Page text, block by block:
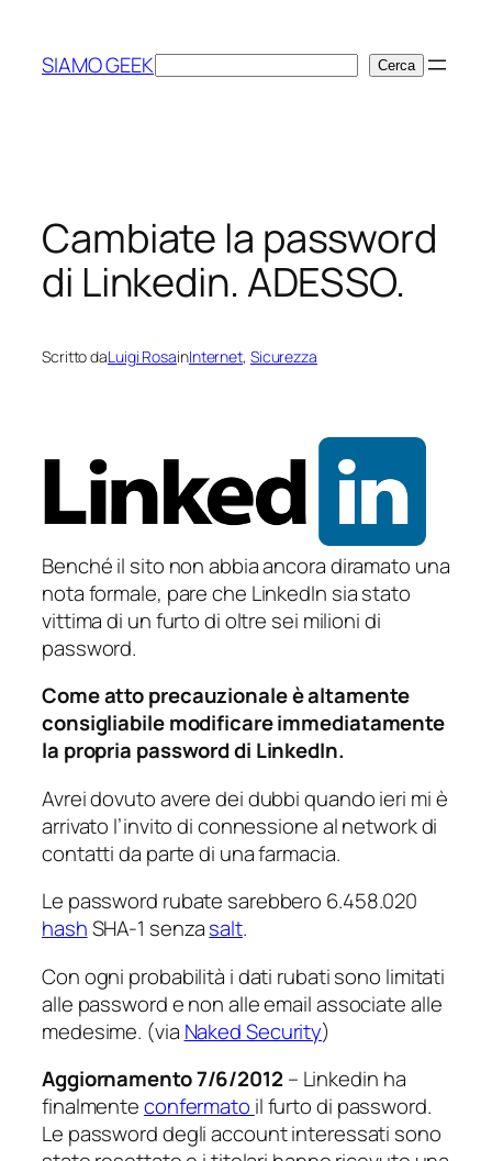
contenuto
SIAMO GEEKCerca Cerca
Cambiate la password
di Linkedin. ADESSO.
Scritto daLuigi RosainInternet, Sicurezza
Benché il sito non abbia ancora diramato una
nota formale, pare che LinkedIn sia stato
vittima di un furto di oltre sei milioni di
password.
Come atto precauzionale è altamente
consigliabile modificare immediatamente
la propria password di LinkedIn.
Avrei dovuto avere dei dubbi quando ieri mi è
arrivato l’invito di connessione al network di
contatti da parte di una farmacia.
Le password rubate sarebbero 6.458.020
hashSHA-1 senzasalt.
Con ogni probabilità i dati rubati sono limitati
alle password e non alle email associate alle
medesime. (via Naked Security)
Aggiornamento 7/6/2012 – Linkedin ha
finalmenteconfermato il furto di password.
Le password degli account interessati sono